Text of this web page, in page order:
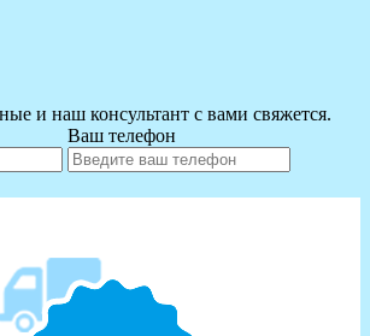
и наш консультант с вами свяжется.
Ваш телефон